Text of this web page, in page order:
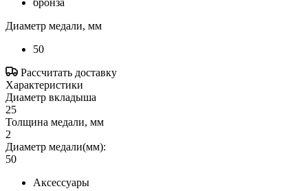
Диаметр медали, мм
50
Рассчитать доставку
Характеристики
Диаметр вкладыша
25
Толщина медали, мм
2
Диаметр медали(мм):
50
Аксессуары